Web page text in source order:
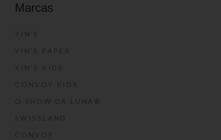
Marcas
YIN’S
YIN’S PAPER
YIN’S KIDS
CONVOY KIDS
O SHOW DA LUNA®
SWISSLAND
CONVOY